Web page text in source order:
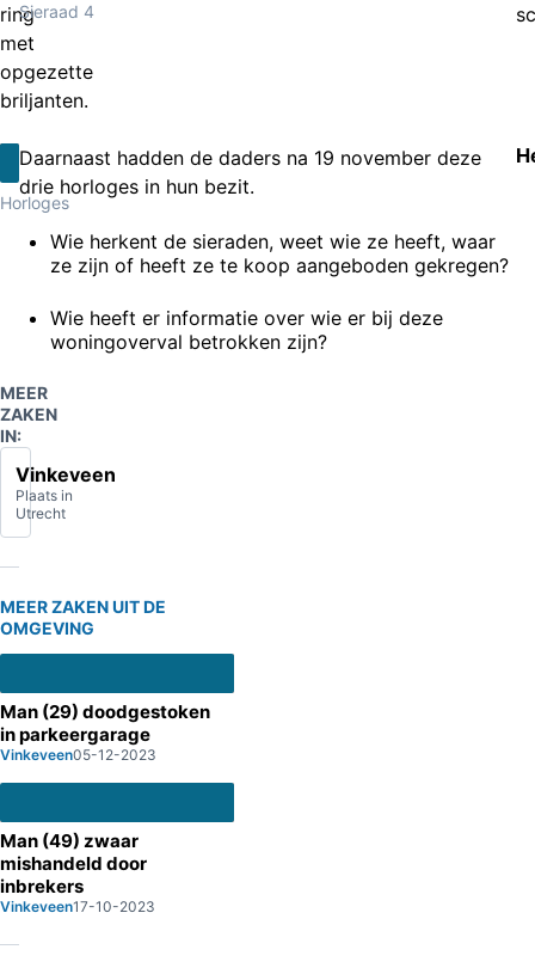
ring
met
opgezette
briljanten.
Sieraad 4
Horloges
Daarnaast hadden de daders na 19 november deze
drie horloges in hun bezit.
Wie herkent de sieraden, weet wie ze heeft, waar
ze zijn of heeft ze te koop aangeboden gekregen?
Wie heeft er informatie over wie er bij deze
woningoverval betrokken zijn?
MEER
ZAKEN
IN:
Vinkeveen
Plaats in
Utrecht
MEER ZAKEN UIT DE
OMGEVING
Man (29) doodgestoken
in parkeergarage
Vinkeveen05-12-2023
Man (49) zwaar
mishandeld door
inbrekers
Vinkeveen17-10-2023